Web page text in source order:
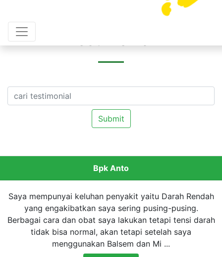
Submit
Bpk Anto
Saya mempunyai keluhan penyakit yaitu Darah Rendah
yang engakibatkan saya sering pusing-pusing.
Berbagai cara dan obat saya lakukan tetapi tensi darah
tidak bisa normal, akan tetapi setelah saya
menggunakan Balsem dan Mi ...